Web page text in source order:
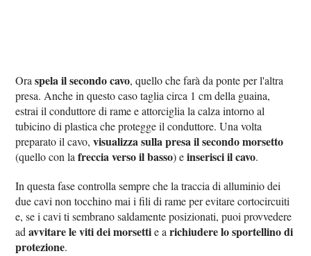
Oraspela il secondo cavo, quello che farà da ponte per l'altra
presa. Anche in questo caso taglia circa 1 cm della guaina,
estrai il conduttore di rame e attorciglia la calza intorno al
tubicino di plastica che protegge il conduttore. Una volta
preparato il cavo,visualizza sulla presa il secondo morsetto
(quello con lafreccia verso il basso) einserisci il cavo.
In questa fase controlla sempre che la traccia di alluminio dei
due cavi non tocchino mai i fili di rame per evitare cortocircuiti
e, se i cavi ti sembrano saldamente posizionati, puoi provvedere
adavvitare le viti dei morsettie arichiudere lo sportellino di
protezione.